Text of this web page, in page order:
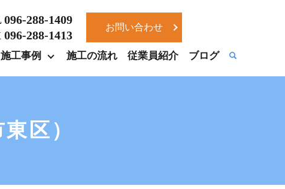
施工事例 施工の流れ 従業員紹介 ブログ
096-288-1409
096-288-1413
お問い合わせ
区）